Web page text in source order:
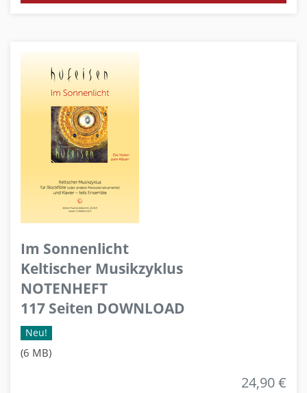
Im Sonnenlicht
Keltischer Musikzyklus
NOTENHEFT
117 Seiten DOWNLOAD
Neu!
(6 MB)
24,90 €